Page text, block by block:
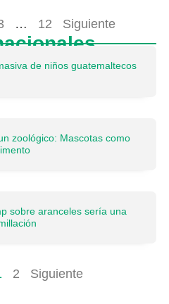
… 12 Siguiente
de niños guatemaltecos
zoológico: Mascotas como
sobre aranceles sería una
2 Siguiente